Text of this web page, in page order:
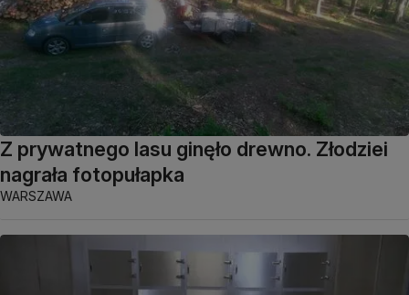
Z prywatnego lasu ginęło drewno. Złodziei
nagrała fotopułapka
WARSZAWA